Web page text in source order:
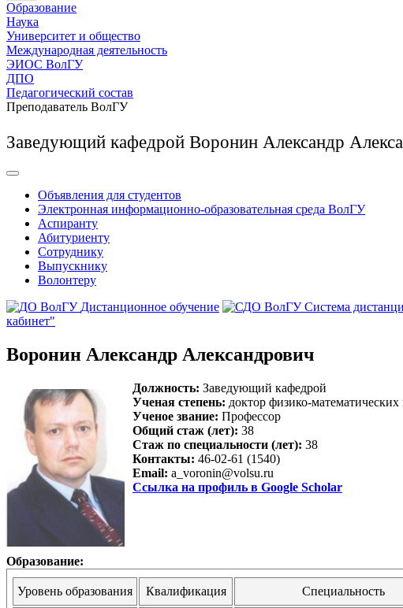
Образование
Наука
Университет и общество
Международная деятельность
ЭИОС ВолГУ
ДПО
Педагогический состав
Преподаватель ВолГУ
Заведующий кафедрой Воронин Александр
Объявления для студентов
Электронная информационно-образовательная среда ВолГУ
Аспиранту
Абитуриенту
Сотруднику
Выпускнику
Волонтеру
Дистанционное обучение
Система
кабинет"
Воронин Александр Александрович
Должность: Заведующий кафедрой
Ученая степень: доктор физико-математических
Ученое звание: Профессор
Общий стаж (лет): 38
Стаж по специальности (лет): 38
Контакты: 46-02-61 (1540)
Email: a_voronin@volsu.ru
Ссылка на профиль в Google Scholar
Образование:
Уровень образования Квалификация Специальность